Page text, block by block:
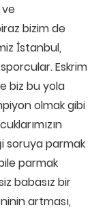
bizim de
İstanbul,
Eskrim
biz bu yola
olmak gibi
soruya parmak
parmak
babasız bir
artması,